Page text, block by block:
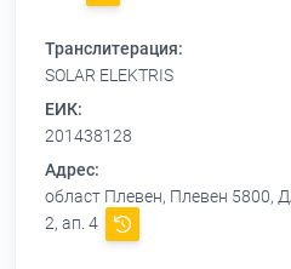
Транслитерация:
SOLAR ELEKTRIS
ЕИК:
201438128
Адрес:
област Плевен, Плевен 5800,
2, ап. 4